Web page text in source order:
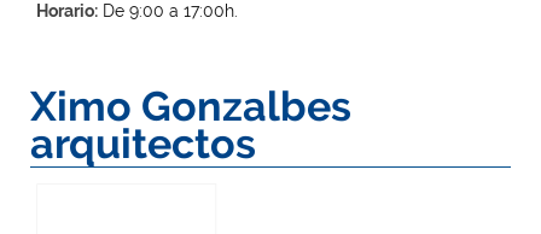
Horario: De 9:00 a 17:00h.
Ximo Gonzalbes
arquitectos